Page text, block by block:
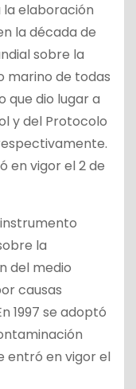
elaboración
la década de
sobre la
marino de todas
que dio lugar a
y del Protocolo
en vigor el 2 de
la
del medio
causas
1997 se adoptó
entró en vigor el